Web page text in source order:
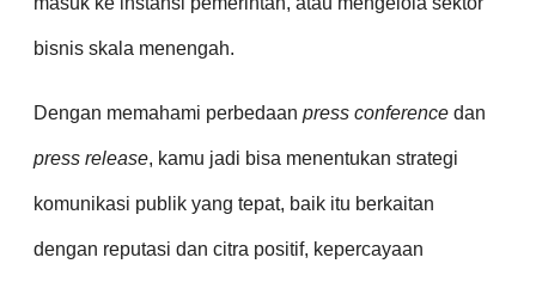
bisnis skala menengah.
Dengan memahami perbedaan press conference dan
press release, kamu jadi bisa menentukan strategi
komunikasi publik yang tepat, baik itu berkaitan
dengan reputasi dan citra positif, kepercayaan